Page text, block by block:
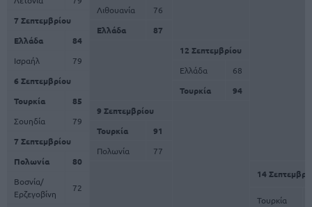
Λιθουανία
76
7 Σεπτεμβρίου
Ελλάδα
87
Ελλάδα
84
12 Σεπτεμβρίου
Ισραήλ
79
Ελλάδα
68
6 Σεπτεμβρίου
Τουρκία
94
Τουρκία
85
9 Σεπτεμβρίου
Σουηδία
79
Τουρκία
91
7 Σεπτεμβρίου
Πολωνία
77
Πολωνία
80
14
Βοσνία/
Ερζεγοβίνη
72
Τουρκία